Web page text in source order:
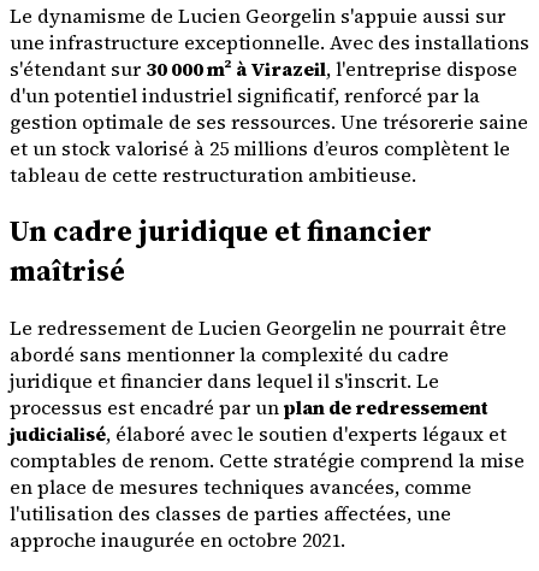
Le dynamisme de Lucien Georgelin s'appuie aussi sur
une infrastructure exceptionnelle. Avec des installations
s'étendant sur 30 000 m² à Virazeil, l'entreprise dispose
d'un potentiel industriel significatif, renforcé par la
gestion optimale de ses ressources. Une trésorerie saine
et un stock valorisé à 25 millions d’euros complètent le
tableau de cette restructuration ambitieuse.
Un cadre juridique et financier
maîtrisé
Le redressement de Lucien Georgelin ne pourrait être
abordé sans mentionner la complexité du cadre
juridique et financier dans lequel il s'inscrit. Le
processus est encadré par unplan de redressement
judicialisé, élaboré avec le soutien d'experts légaux et
comptables de renom. Cette stratégie comprend la mise
en place de mesures techniques avancées, comme
l'utilisation des classes de parties affectées, une
approche inaugurée en octobre 2021.